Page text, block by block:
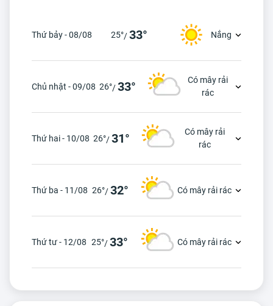
Thứ bảy - 08/08 25°/33° Nắng
Chủ nhật - 09/08 26°/33°
Có mây rải
rác
Thứ hai - 10/08 26°/31°
Có mây rải
rác
Thứ ba - 11/08 26°/32° Có mây rải rác
Thứ tư - 12/08 25°/33° Có mây rải rác